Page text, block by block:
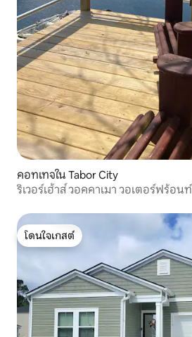
คอทเทจใน Tabor City
ริเวอร์เฮ้าส์ วอคคาเมา วอเตอร์ฟร้อน
โดนใจเกสต์
โดนใจเกสต์